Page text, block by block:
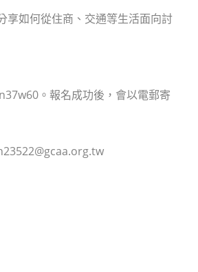
享如何從住商、交通等生活面向討
。報名成功後，會以電郵寄